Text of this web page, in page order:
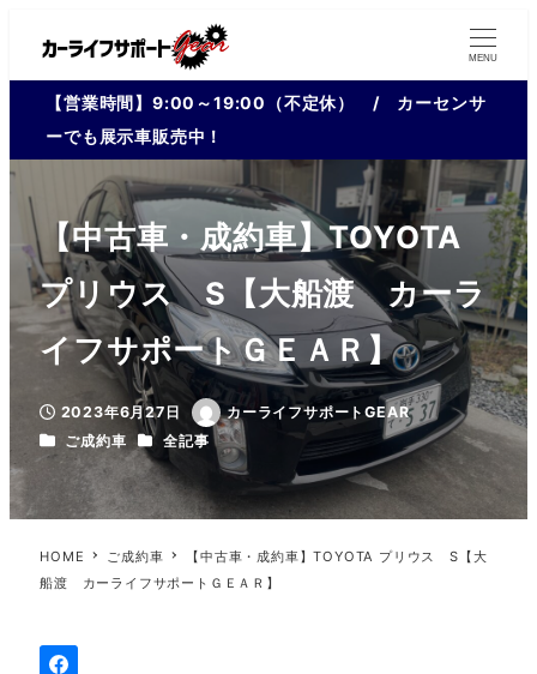
MENU
【営業時間】9:00～19:00（不定休） / カーセンサ
ーでも展示車販売中！
【中古車・成約車】TOYOTA
プリウス S【大船渡 カーラ
イフサポートＧＥＡＲ】
投稿日
2023年6月27日
著
者
カーライフサポートGEAR
カテゴリー
ご成約車 カテゴリー
全記事
HOME ご成約車
【中古車・成約車】TOYOTA プリウス S【大
船渡 カーライフサポートＧＥＡＲ】